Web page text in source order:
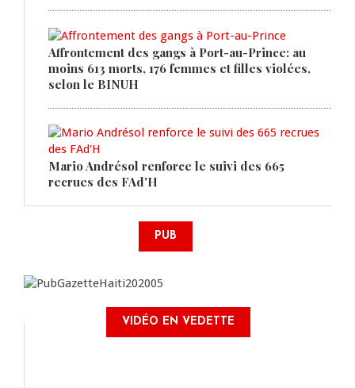
Affrontement des gangs à Port-au-Prince: au
moins 613 morts, 176 femmes et filles violées,
selon le BINUH
Mario Andrésol renforce le suivi des 665
recrues des FAd'H
PUB
VIDÉO EN VEDETTE